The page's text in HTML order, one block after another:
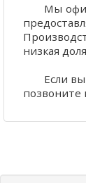
Мы
низкая
Если
позвоните